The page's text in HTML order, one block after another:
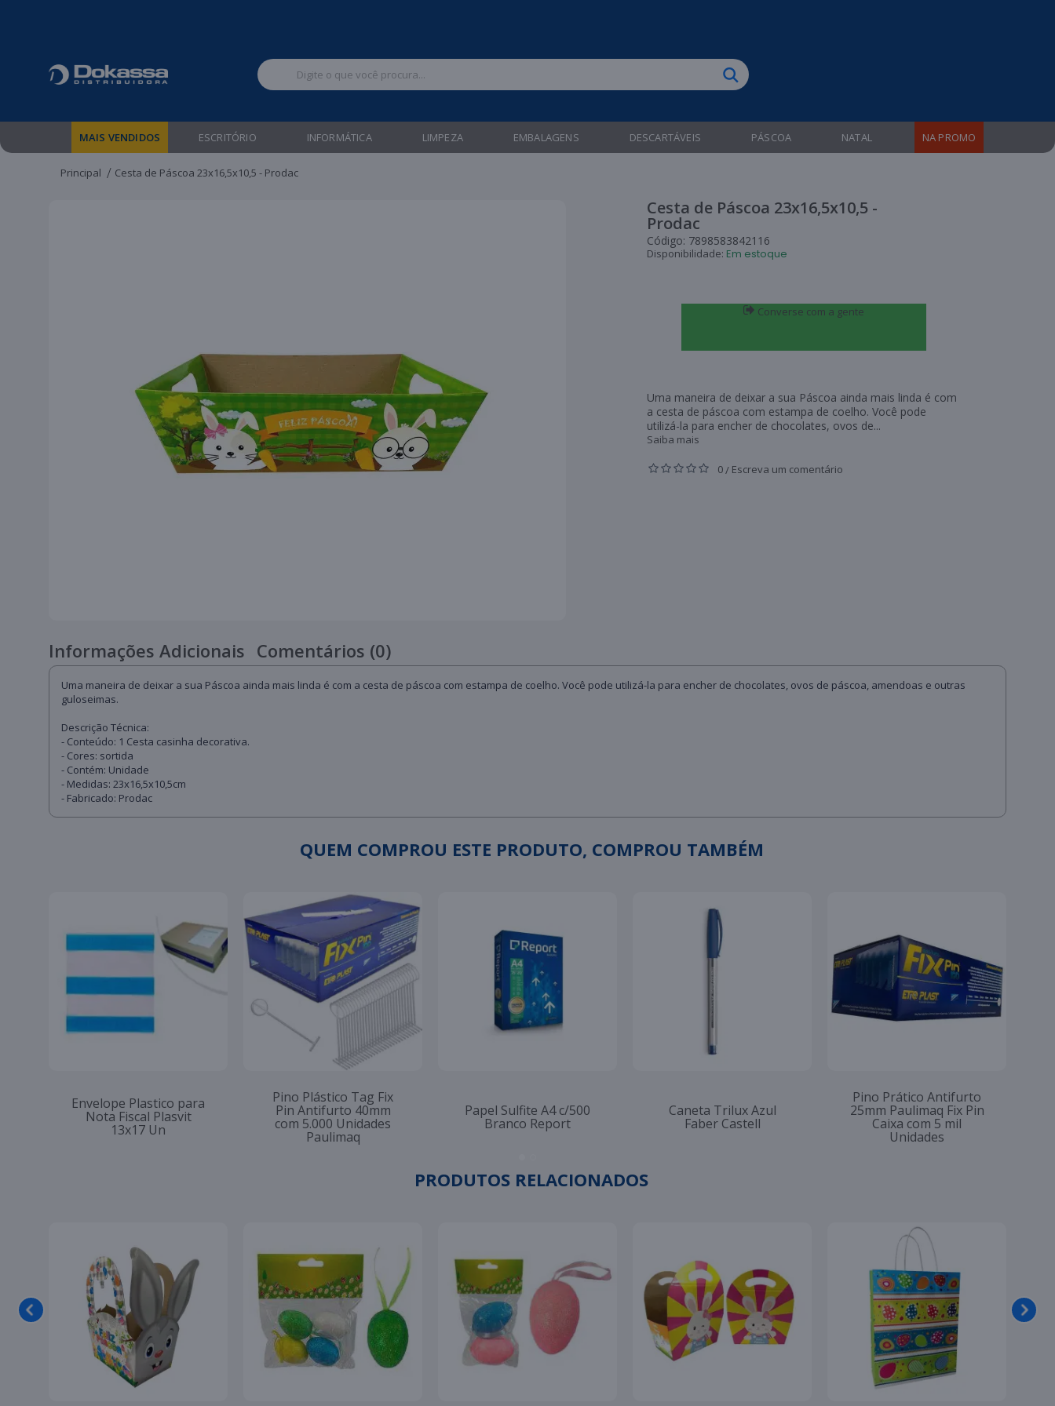
MAIS VENDIDOS ESCRITÓRIO INFORMÁTICA LIMPEZA EMBALAGENS DESCARTÁVEIS PÁSCOA NATAL NA PROMO
Principal Cesta de Páscoa 23x16,5x10,5 - Prodac
Cesta de Páscoa 23x16,5x10,5 -
Prodac
Código: 7898583842116
Disponibilidade: Em estoque
Converse com a gente
Uma maneira de deixar a sua Páscoa ainda mais linda é com
a cesta de páscoa com estampa de coelho. Você pode
utilizá-la para encher de chocolates, ovos de...
Saiba mais
0/ Escreva um comentário
Informações Adicionais Comentários (0)
Uma maneira de deixar a sua Páscoa ainda mais linda é com a cesta de páscoa com estampa de coelho. Você pode utilizá-la para encher de chocolates, ovos de páscoa, amendoas e outras
guloseimas.
Descrição Técnica:
- Conteúdo: 1 Cesta casinha decorativa.
- Cores: sortida
- Contém: Unidade
- Medidas: 23x16,5x10,5cm
- Fabricado: Prodac
QUEM COMPROU ESTE PRODUTO, COMPROU TAMBÉM
Envelope Plastico para
Nota Fiscal Plasvit
13x17 Un
Pino Plástico Tag Fix
Pin Antifurto 40mm
com 5.000 Unidades
Paulimaq
Papel Sulfite A4 c/500
Branco Report
Caneta Trilux Azul
Faber Castell
Pino Prático Antifurto
25mm Paulimaq Fix Pin
Caixa com 5 mil
Unidades
PRODUTOS RELACIONADOS